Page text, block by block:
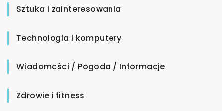
Sztuka i zainteresowania
Technologia i komputery
Wiadomości / Pogoda / Informacje
Zdrowie i fitness